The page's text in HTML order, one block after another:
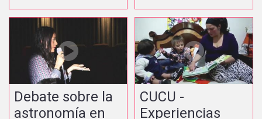
Debate sobre la
astronomía en
CUCU -
Experiencias